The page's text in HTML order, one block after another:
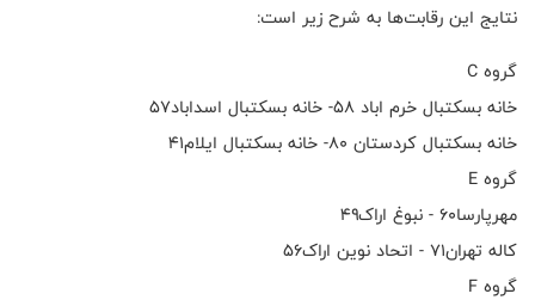
نتایج این رقابت‌ها به شرح زیر است:
گروه C
خانه بسکتبال خرم اباد ۵۸- خانه بسکتبال اسداباد۵۷
خانه بسکتبال کردستان ۸۰- خانه بسکتبال ایلام۴۱
گروه E
مهرپارسا۶۰ - نبوغ اراک۴۹
کاله تهران۷۱ - اتحاد نوین اراک۵۶
گروه F